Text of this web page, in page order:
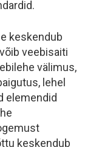
keskendub
veebisaiti
välimus,
lehel
elemendid
keskendub